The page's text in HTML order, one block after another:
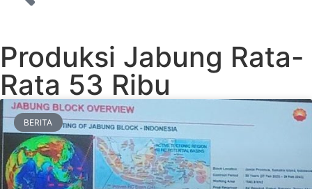
Produksi Jabung Rata-
Rata 53 Ribu
BERITA